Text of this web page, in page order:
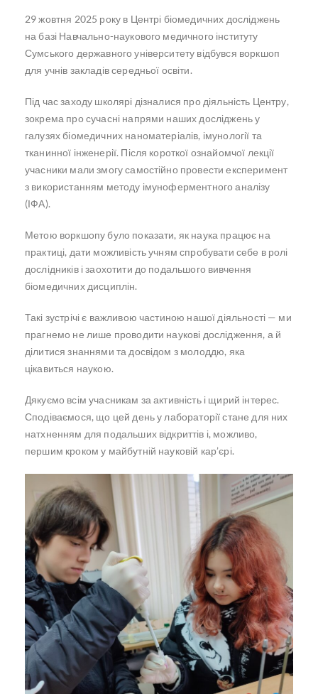
29 жовтня 2025 року в Центрі біомедичних досліджень
на базі Навчально-наукового медичного інституту
Сумського державного університету відбувся воркшоп
для учнів закладів середньої освіти.
Під час заходу школярі дізналися про діяльність Центру,
зокрема про сучасні напрями наших досліджень у
галузях біомедичних наноматеріалів, імунології та
тканинної інженерії. Після короткої ознайомчої лекції
учасники мали змогу самостійно провести експеримент
з використанням методу імуноферментного аналізу
(ІФА).
Метою воркшопу було показати, як наука працює на
практиці, дати можливість учням спробувати себе в ролі
дослідників і заохотити до подальшого вивчення
біомедичних дисциплін.
Такі зустрічі є важливою частиною нашої діяльності — ми
прагнемо не лише проводити наукові дослідження, а й
ділитися знаннями та досвідом з молоддю, яка
цікавиться наукою.
Дякуємо всім учасникам за активність і щирий інтерес.
Сподіваємося, що цей день у лабораторії стане для них
натхненням для подальших відкриттів і, можливо,
першим кроком у майбутній науковій кар’єрі.